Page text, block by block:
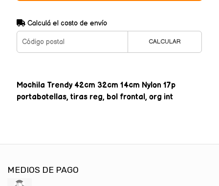
Calculá el costo de envío
CALCULAR
Mochila Trendy 42cm 32cm 14cm Nylon 17p
portabotellas, tiras reg, bol frontal, org int
MEDIOS DE PAGO